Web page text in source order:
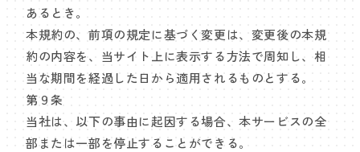
あるとき。
本規約の、前項の規定に基づく変更は、変更後の本規
約の内容を、当サイト上に表示する方法で周知し、相
当な期間を経過した日から適用されるものとする。
第９条
当社は、以下の事由に起因する場合、本サービスの全
部または一部を停止することができる。